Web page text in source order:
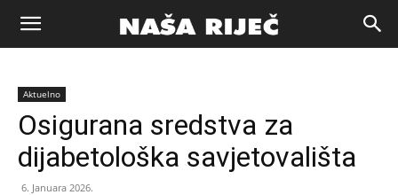
Naša
riječ
Zenica
Aktuelno
Osigurana sredstva za
dijabetološka savjetovališta
6. Januara 2026.